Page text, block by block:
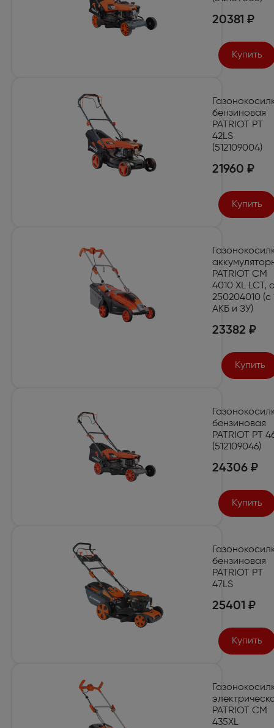
20381 ₽
Купить
бензиновая
PATRIOT PT
42LS
(512109004)
21960 ₽
Купить
PATRIOT CM
4010 XL LCT,
250204010 (с
АКБ и ЗУ)
23382 ₽
Купить
бензиновая
PATRIOT PT
(512109046)
24306 ₽
Купить
бензиновая
PATRIOT PT
47LS
25401 ₽
Купить
PATRIOT CM
435XL